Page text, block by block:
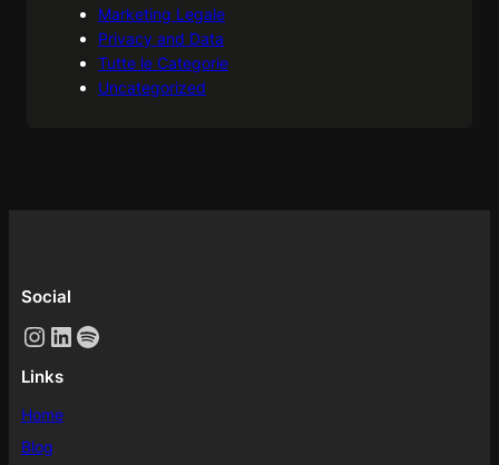
Marketing Legale
Privacy and Data
Tutte le Categorie
Uncategorized
Social
Instagram LinkedIn Spotify
Links
Home
Blog